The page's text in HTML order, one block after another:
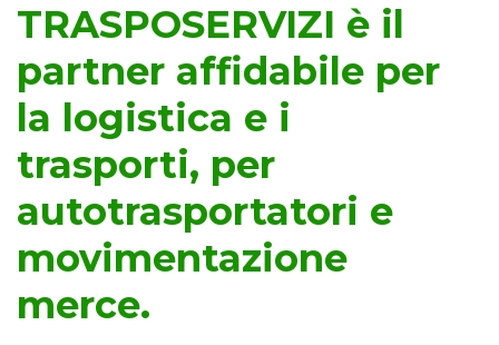
TRASPOSERVIZI è il
partner affidabile per
la logistica e i
trasporti, per
autotrasportatori e
movimentazione
merce.